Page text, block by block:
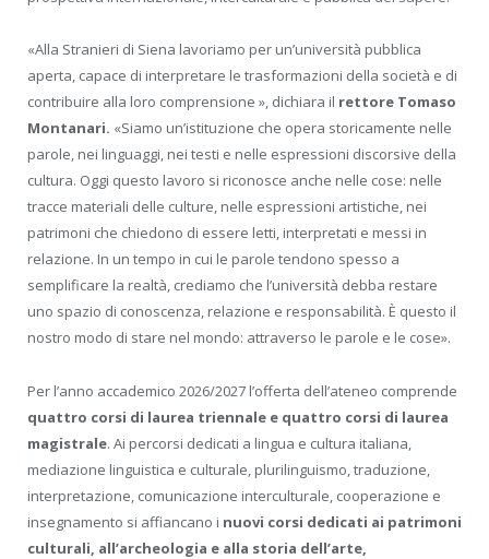
«Alla Stranieri di Siena lavoriamo per un’università pubblica
aperta, capace di interpretare le trasformazioni della società e di
contribuire alla loro comprensione », dichiara il rettore Tomaso
Montanari. «Siamo un’istituzione che opera storicamente nelle
parole, nei linguaggi, nei testi e nelle espressioni discorsive della
cultura. Oggi questo lavoro si riconosce anche nelle cose: nelle
tracce materiali delle culture, nelle espressioni artistiche, nei
patrimoni che chiedono di essere letti, interpretati e messi in
relazione. In un tempo in cui le parole tendono spesso a
semplificare la realtà, crediamo che l’università debba restare
uno spazio di conoscenza, relazione e responsabilità. È questo il
nostro modo di stare nel mondo: attraverso le parole e le cose».
Per l’anno accademico 2026/2027 l’offerta dell’ateneo comprende
quattro corsi di laurea triennale e quattro corsi di laurea
magistrale. Ai percorsi dedicati a lingua e cultura italiana,
mediazione linguistica e culturale, plurilinguismo, traduzione,
interpretazione, comunicazione interculturale, cooperazione e
insegnamento si affiancano i nuovi corsi dedicati ai patrimoni
culturali, all’archeologia e alla storia dell’arte,